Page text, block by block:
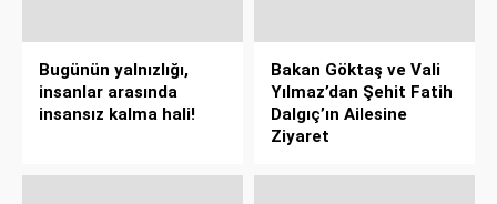
Bugünün yalnızlığı,
insanlar arasında
insansız kalma hali!
Bakan Göktaş ve Vali
Yılmaz’dan Şehit Fatih
Dalgıç’ın Ailesine
Ziyaret